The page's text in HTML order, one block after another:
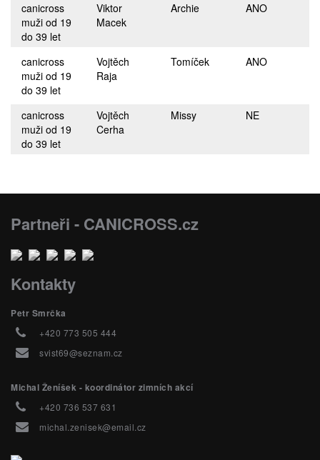
canicross
muži od 19
do 39 let
Viktor
Macek
Archie ANO
canicross
muži od 19
do 39 let
Vojtěch
Raja
Tomíček ANO
canicross
muži od 19
do 39 let
Vojtěch
Cerha
Missy NE
Partneři - CANICROSS.cz
Kontakty
Petr Smrčka
+420 773 505 444
svist69@seznam.cz
Michal Ženíšek - koordinátor zimních akcí
+420 736 537 631
michal.zenisek@email.cz